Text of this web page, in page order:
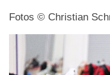
Fotos © Christian